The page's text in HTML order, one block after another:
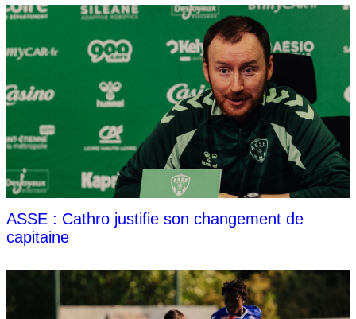
ASSE : Cathro justifie son changement de
capitaine